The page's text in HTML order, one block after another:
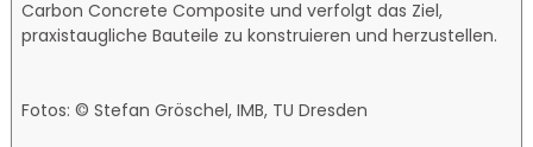
Carbon Concrete Composite und verfolgt das Ziel,
praxistaugliche Bauteile zu konstruieren und herzustellen.
Fotos: © Stefan Gröschel, IMB, TU Dresden